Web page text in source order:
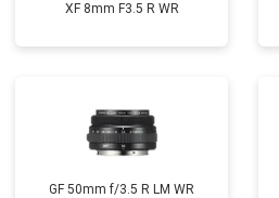
XF 8mm F3.5 R WR
GF 50mm f/3.5 R LM WR